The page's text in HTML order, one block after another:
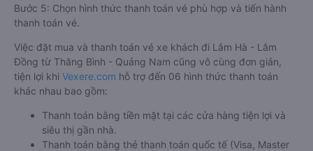
Bước 5: Chọn hình thức thanh toán vé phù hợp và tiến hành
thanh toán vé.
Việc đặt mua và thanh toán vé xe khách đi Lâm Hà - Lâm
Đồng từ Thăng Bình - Quảng Nam cũng vô cùng đơn giản,
tiện lợi khi Vexere.com hỗ trợ đến 06 hình thức thanh toán
khác nhau bao gồm:
Thanh toán bằng tiền mặt tại các cửa hàng tiện lợi và
siêu thị gần nhà.
Thanh toán bằng thẻ thanh toán quốc tế (Visa, Master